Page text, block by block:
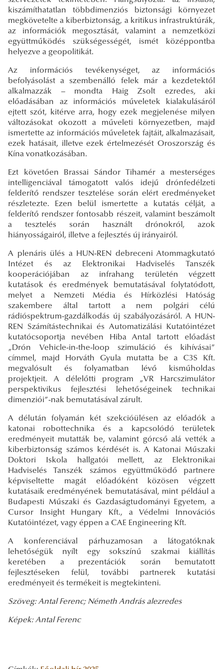
kiszámíthatatlan többdimenziós biztonsági környezet
megkövetelte a kiberbiztonság, a kritikus infrastruktúrák,
az információk megosztását, valamint a nemzetközi
együttműködés szükségességét, ismét középpontba
helyezve a geopolitikát.
Az információs tevékenységet, az információs
befolyásolást a szembenálló felek már a kezdetektől
alkalmazzák – mondta Haig Zsolt ezredes, aki
előadásában az információs műveletek kialakulásáról
ejtett szót, kitérve arra, hogy ezek megjelenése milyen
változásokat okozott a műveleti környezetben, majd
ismertette az információs műveletek fajtáit, alkalmazásait,
ezek hatásait, illetve ezek értelmezését Oroszország és
Kína vonatkozásában.
Ezt követően Brassai Sándor Tihamér a mesterséges
intelligenciával támogatott valós idejű drónfedélzeti
felderítő rendszer tesztelése során elért eredményeket
részletezte. Ezen belül ismertette a kutatás célját, a
felderítő rendszer fontosabb részeit, valamint beszámolt
a tesztelés során használt drónokról, azok
hiányosságairól, illetve a fejlesztés új irányairól.
A plenáris ülés a HUN-REN debreceni Atommagkutató
Intézet és az Elektronikai Hadviselés Tanszék
kooperációjában az infrahang területén végzett
kutatások és eredmények bemutatásával folytatódott,
melyet a Nemzeti Média és Hírközlési Hatóság
szakembere által tartott a nem polgári célú
rádióspektrum-gazdálkodás új szabályozásáról. A HUN-
REN Számítástechnikai és Automatizálási Kutatóintézet
kutatócsoportja nevében Hiba Antal tartott előadást
„Drón Vehicle-in-the-loop szimuláció és kihívásai”
címmel, majd Horváth Gyula mutatta be a C3S Kft.
megvalósult és folyamatban lévő kisműholdas
projektjeit. A délelőtti program „VR Harcszimulátor
perspektivikus fejlesztési lehetőségeinek technikai
dimenziói”-nak bemutatásával zárult.
A délután folyamán két szekcióülésen az előadók a
katonai robottechnika és a kapcsolódó területek
eredményeit mutatták be, valamint górcső alá vették a
kiberbiztonság számos kérdését is. A Katonai Műszaki
Doktori Iskola hallgatói mellett, az Elektronikai
Hadviselés Tanszék számos együttműködő partnere
képviseltette magát előadóként közösen végzett
kutatásaik eredményének bemutatásával, mint például a
Budapesti Műszaki és Gazdaságtudományi Egyetem, a
Cursor Insight Hungary Kft., a Védelmi Innovációs
Kutatóintézet, vagy éppen a CAE Engineering Kft.
A konferenciával párhuzamosan a látogatóknak
lehetőségük nyílt egy sokszínű szakmai kiállítás
keretében a prezentációk során bemutatott
fejlesztéseken felül, további partnerek kutatási
eredményeit és termékeit is megtekinteni.
Szöveg: Antal Ferenc; Németh András alezredes
Képek: Antal Ferenc